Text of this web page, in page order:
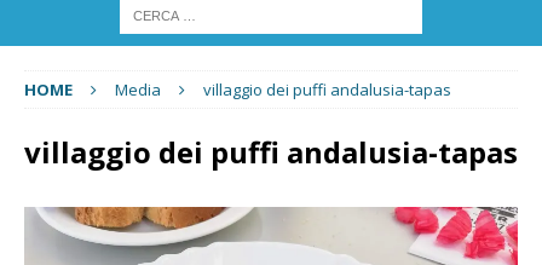
HOME Media villaggio dei puffi andalusia-tapas
villaggio dei puffi andalusia-tapas